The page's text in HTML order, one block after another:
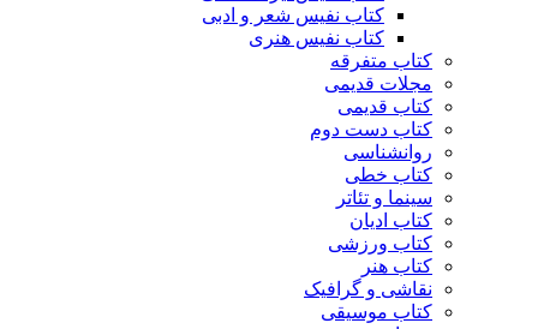
کتاب نفیس شعر و ادبی
کتاب نفیس هنری
کتاب متفرقه
مجلات قدیمی
کتاب قدیمی
کتاب دست دوم
روانشناسی
کتاب خطی
سینما و تئاتر
کتاب ادیان
کتاب ورزشی
کتاب هنر
نقاشی و گرافیک
کتاب موسیقی